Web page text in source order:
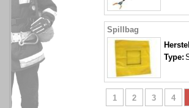
Spillbag
Type:
1 2 3
4